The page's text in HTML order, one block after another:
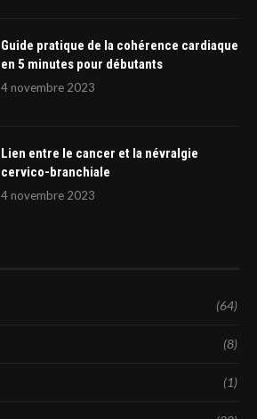
Guide pratique de la cohérence cardiaque
en 5 minutes pour débutants
4 novembre 2023
Lien entre le cancer et la névralgie
cervico-branchiale
4 novembre 2023
(64)
(8)
(1)